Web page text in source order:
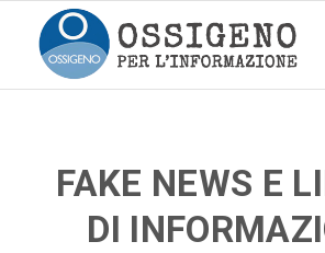
FAKE NEWS E
DI